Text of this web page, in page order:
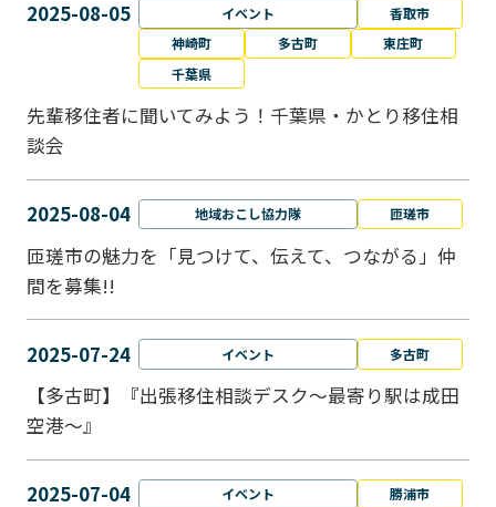
2025-08-05 イベント
香取市
神崎町
多古町
東庄町
千葉県
先輩移住者に聞いてみよう！千葉県・かとり移住相
談会
2025-08-04 地域おこし協力隊 匝瑳市
匝瑳市の魅力を「見つけて、伝えて、つながる」仲
間を募集!!
2025-07-24 イベント 多古町
【多古町】『出張移住相談デスク～最寄り駅は成田
空港～』
2025-07-04 イベント 勝浦市